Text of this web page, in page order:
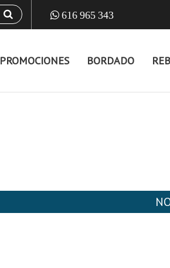
616 965 343
PROMOCIONES BORDADO